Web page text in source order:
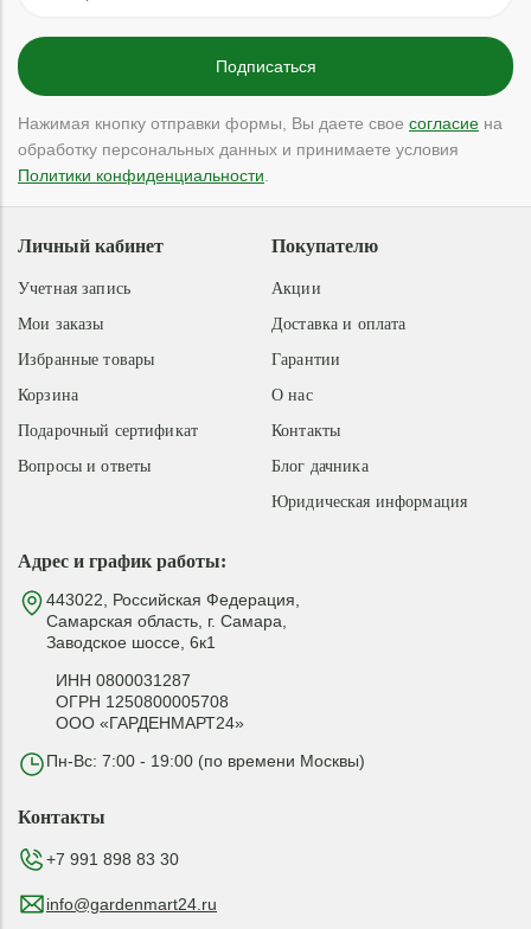
Нажимая кнопку отправки формы, Вы даете свое согласие на
обработку персональных данных и принимаете условия
Политики конфиденциальности
Адрес и график работы:
443022, Российская Федерация,
Самарская область, г. Самара,
Заводское шоссе, 6к1
ИНН 0800031287
ОГРН 1250800005708
ООО «ГАРДЕНМАРТ24»
Пн-Вс: 7:00 - 19:00 (по времени Москвы)
Покупателю
Акции
Доставка и оплата
Гарантии
О нас
Контакты
Блог дачника
Юридическая информация
Личный кабинет
Учетная запись
Мои заказы
Избранные товары
Корзина
Подарочный сертификат
Вопросы и ответы
Контакты
+7 991 898 83 30
info@gardenmart24.ru